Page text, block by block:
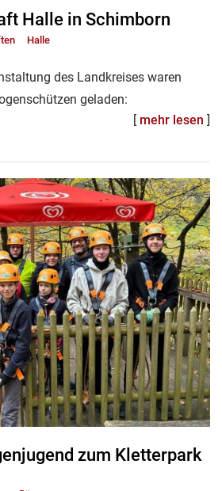
Halle in Schimborn
Halle
des Landkreises waren
geladen:
[ mehr lesen ]
zum Kletterpark